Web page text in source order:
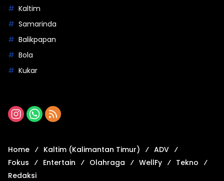
Kaltim
Samarinda
Balikpapan
Bola
Kukar
Home Kaltim (Kalimantan Timur)
ADV
Fokus
Entertain Olahraga WellFy
Tekno
Redaksi